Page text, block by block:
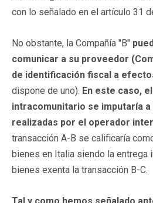
con lo señalado en el artículo 31
No obstante, la Compañía "B"
comunicar a su proveedor
de identificación fiscal a
dispone de uno). En este caso,
intracomunitario se imputaría
realizadas por el operador
transacción A-B se calificaría
bienes en Italia siendo la entrega
bienes exenta la transacción B-C.